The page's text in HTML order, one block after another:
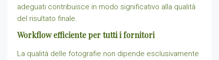
adeguati contribuisce in modo significativo alla qualità
del risultato finale.
Workflow efficiente per tutti i fornitori
La qualità delle fotografie non dipende esclusivamente